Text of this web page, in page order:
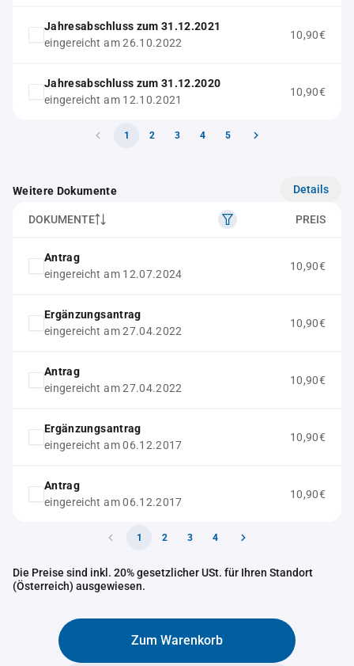
Jahresabschluss zum 31.12.2021
eingereicht am 26.10.2022
10,90€
Jahresabschluss zum 31.12.2020
eingereicht am 12.10.2021
10,90€
1 2 3 4 5
Weitere Dokumente Details
DOKUMENTE PREIS
Antrag
eingereicht am 12.07.2024
10,90€
Ergänzungsantrag
eingereicht am 27.04.2022
10,90€
Antrag
eingereicht am 27.04.2022
10,90€
Ergänzungsantrag
eingereicht am 06.12.2017
10,90€
Antrag
eingereicht am 06.12.2017
10,90€
1 2 3 4
Die Preise sind inkl. 20% gesetzlicher USt. für Ihren Standort
(Österreich) ausgewiesen.
Zum Warenkorb